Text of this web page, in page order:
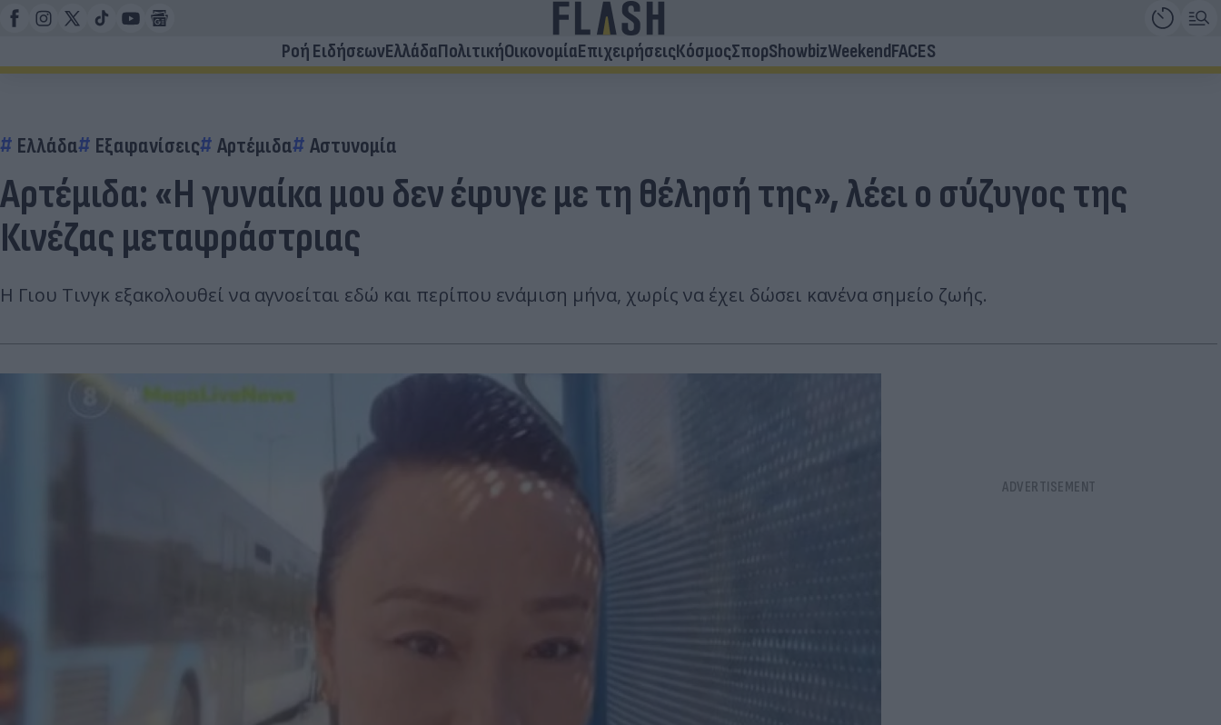
Ροή ΕιδήσεωνΕλλάδαΠολιτικήΟικονομίαΕπιχειρήσειςΚόσμοςΣπορShowbizWeekendFACES
Ελλάδα Εξαφανίσεις Αρτέμιδα Αστυνομία
Αρτέμιδα: «Η γυναίκα μου δεν έφυγε με τη θέλησή της», λέει ο σύζυγος της
Κινέζας μεταφράστριας
Η Γιου Τινγκ εξακολουθεί να αγνοείται εδώ και περίπου ενάμιση μήνα, χωρίς να έχει δώσει κανένα σημείο ζωής.